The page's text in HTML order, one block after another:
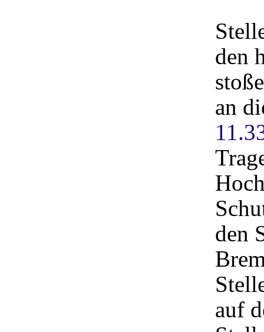
den
an
den
auf